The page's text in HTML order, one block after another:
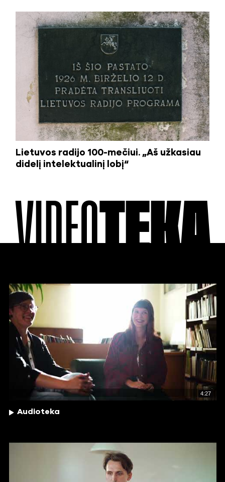
Lietuvos radijo 100-mečiui. „Aš užkasiau
didelį intelektualinį lobį“
VIDEOTEKA
4:27
Audioteka